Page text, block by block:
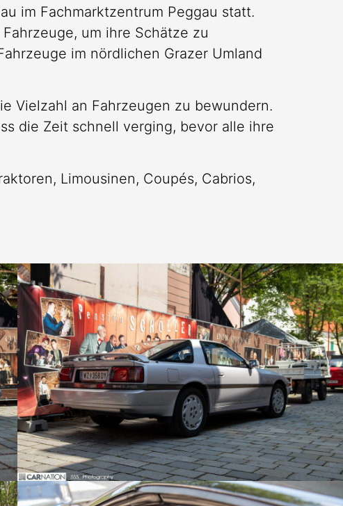
im Fachmarktzentrum Peggau statt.
um ihre Schätze zu
im nördlichen Grazer Umland
Vielzahl an Fahrzeugen zu bewundern.
die Zeit schnell verging, bevor alle ihre
Limousinen, Coupés, Cabrios,